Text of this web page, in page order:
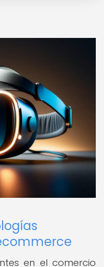
en el comercio